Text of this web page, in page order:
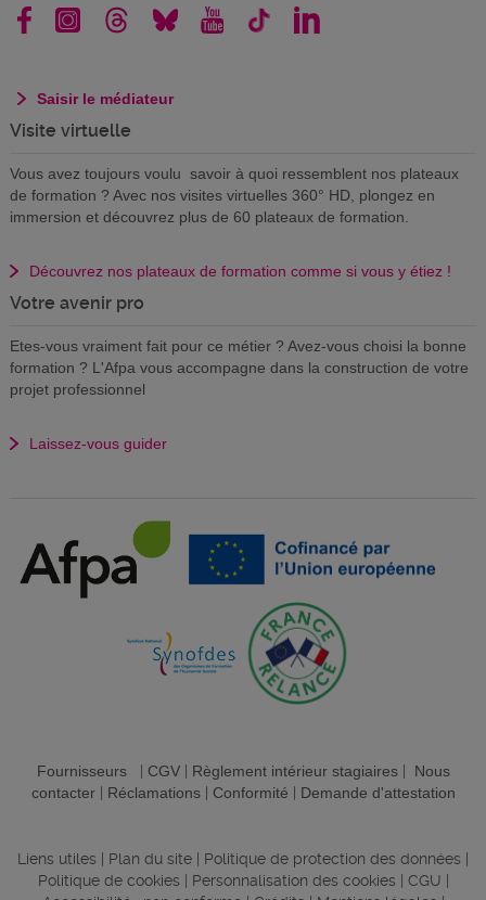
Saisir le médiateur
Visite virtuelle
Vous avez toujours voulu savoir à quoi ressemblent nos plateaux
de formation ? Avec nos visites virtuelles 360° HD, plongez en
immersion et découvrez plus de 60 plateaux de formation.
Découvrez nos plateaux de formation comme si vous y étiez !
Votre avenir pro
Etes-vous vraiment fait pour ce métier ? Avez-vous choisi la bonne
formation ? L'Afpa vous accompagne dans la construction de votre
projet professionnel
Laissez-vous guider
Fournisseurs| CGV| Règlement intérieur stagiaires| Nous
contacter| Réclamations| Conformité Demande d'attestation
Liens utiles Plan du site Politique de protection des données
Politique de cookies
Personnalisation des cookies CGU